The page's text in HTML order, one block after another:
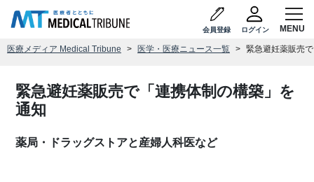
会員登録 ログイン
医療メディア Medical Tribune 医学・医療ニュース一覧 緊急避妊薬販売
緊急避妊薬販売で「連携体制の構築」を
通知
薬局・ドラッグストアと産婦人科医など